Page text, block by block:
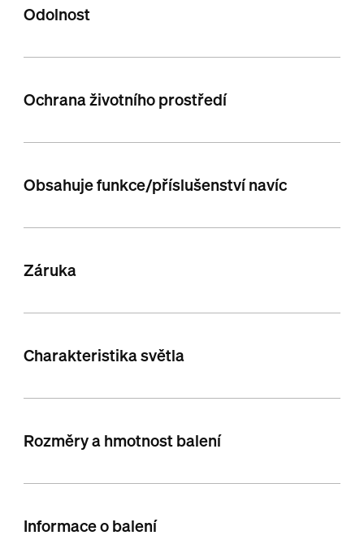
Odolnost
Ochrana životního prostředí
Obsahuje funkce/příslušenství navíc
Záruka
Charakteristika světla
Rozměry a hmotnost balení
Informace o balení